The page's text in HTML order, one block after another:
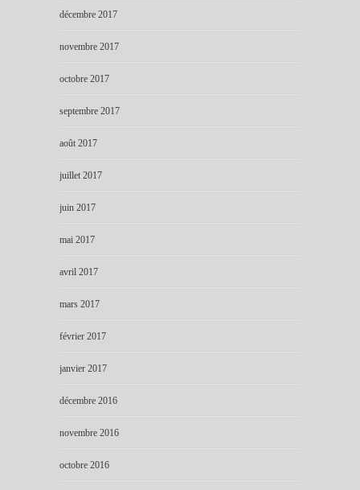
décembre 2017
novembre 2017
octobre 2017
septembre 2017
août 2017
juillet 2017
juin 2017
mai 2017
avril 2017
mars 2017
février 2017
janvier 2017
décembre 2016
novembre 2016
octobre 2016